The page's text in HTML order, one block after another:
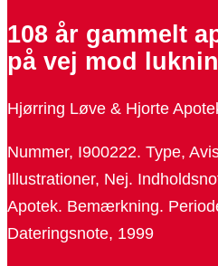
108 år gammelt
på vej mod
Hjørring Løve & Hjorte
Nummer, I900222. Type,
Illustrationer, Nej.
Apotek. Bemærkning.
Dateringsnote, 1999